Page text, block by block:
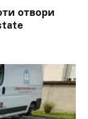
отвори